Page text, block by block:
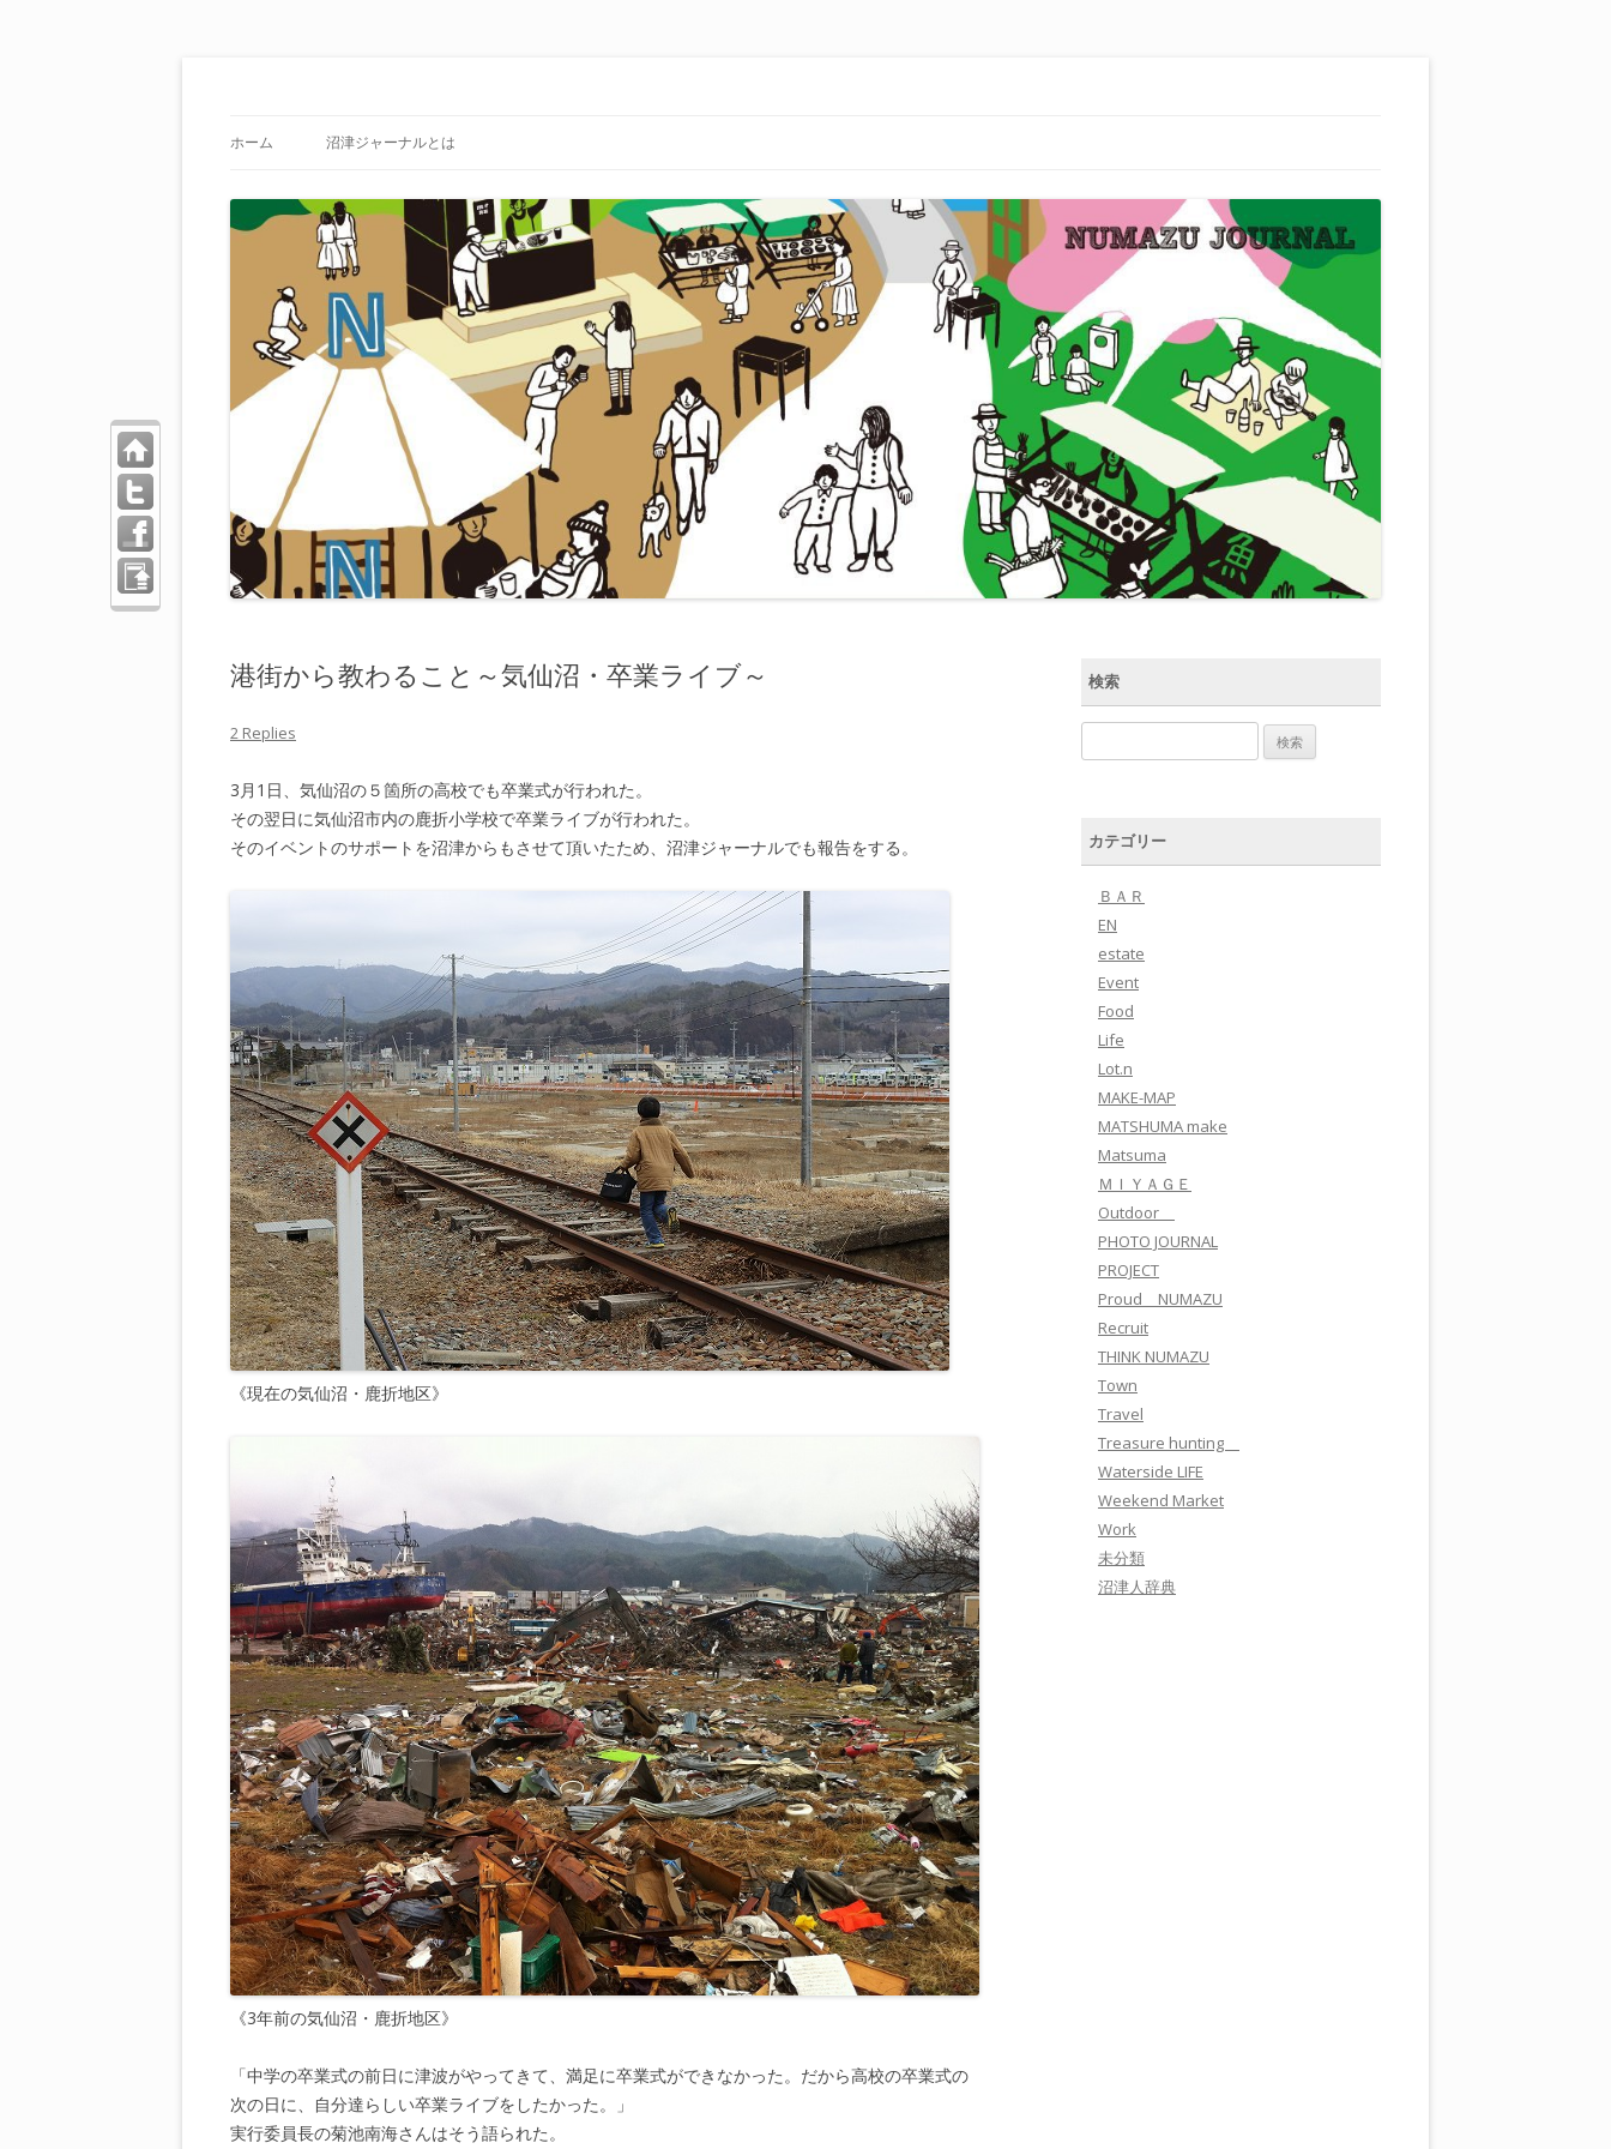
ホーム 沼津ジャーナルとは
港街から教わること～気仙沼・卒業ライブ～
2 Replies
3月1日、気仙沼の５箇所の高校でも卒業式が行われた。
その翌日に気仙沼市内の鹿折小学校で卒業ライブが行われた。
そのイベントのサポートを沼津からもさせて頂いたため、沼津ジャーナルでも報告をする。
《現在の気仙沼・鹿折地区》
《3年前の気仙沼・鹿折地区》
「中学の卒業式の前日に津波がやってきて、満足に卒業式ができなかった。だから高校の卒業式の
次の日に、自分達らしい卒業ライブをしたかった。」
実行委員長の菊池南海さんはそう語られた。
検索
カテゴリー
ＢＡＲ
EN
estate
Event
Food
Life
Lot.n
MAKE-MAP
MATSHUMA make
Matsuma
ＭＩＹＡＧＥ
Outdoor
PHOTO JOURNAL
PROJECT
Proud NUMAZU
Recruit
THINK NUMAZU
Town
Travel
Treasure hunting
Waterside LIFE
Weekend Market
Work
未分類
沼津人辞典
トッ
プペ
ージ
ペー